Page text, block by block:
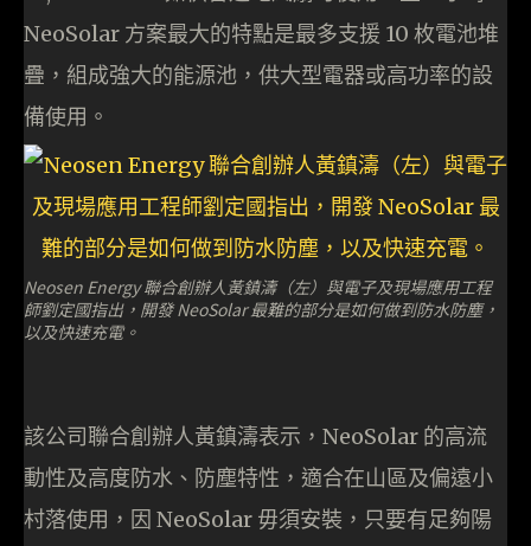
NeoSolar 方案最大的特點是最多支援 10 枚電池堆
疊，組成強大的能源池，供大型電器或高功率的設
備使用。
Neosen Energy 聯合創辦人黃鎮濤（左）與電子及現場應用工程
師劉定國指出，開發 NeoSolar 最難的部分是如何做到防水防塵，
以及快速充電。
該公司聯合創辦人黃鎮濤表示，NeoSolar 的高流
動性及高度防水、防塵特性，適合在山區及偏遠小
村落使用，因 NeoSolar 毋須安裝，只要有足夠陽